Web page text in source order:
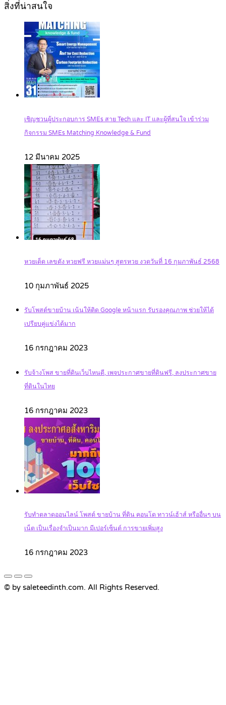
สิ่งที่น่าสนใจ
เชิญชวนผู้ประกอบการ SMEs สาย Tech และ IT และผู้ที่สนใจ เข้าร่วม
กิจกรรม SMEs Matching Knowledge & Fund
12 มีนาคม 2025
หวยเด็ด เลขดัง หวยฟรี หวยแม่นๆ สูตรหวย งวดวันที่ 16 กุมภาพันธ์ 2568
10 กุมภาพันธ์ 2025
รับโพสต์ขายบ้าน เน้นให้ติด Google หน้าแรก รับรองคุณภาพ ช่วยให้ได้
เปรียบคู่แข่งได้มาก
16 กรกฎาคม 2023
รับจ้างโพส ขายที่ดินเว็บไหนดี, เพจประกาศขายที่ดินฟรี, ลงประกาศขาย
ที่ดินในไทย
16 กรกฎาคม 2023
รับทำตลาดออนไลน์ โพสต์ ขายบ้าน ที่ดิน คอนโด ทาวน์เฮ้าส์ หรืออื่นๆ บน
เน็ต เป็นเรื่องจำเป็นมาก มีเปอร์เซ็นต์ การขายเพิ่มสูง
16 กรกฎาคม 2023
© by saleteedinth.com. All Rights Reserved.